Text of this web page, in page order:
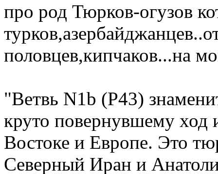
про род Тюрков-огузов
половцев,кипчаков...на
"Ветвь N1b (P43)
круто повернувшему ход
Востоке и Европе. Это
Северный Иран и